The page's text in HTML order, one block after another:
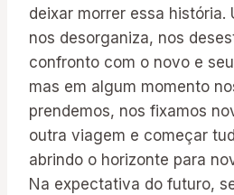
deixar morrer essa história.
nos desorganiza, nos
confronto com o novo e
mas em algum momento
prendemos, nos fixamos
outra viagem e começar
abrindo o horizonte para
Na expectativa do futuro,